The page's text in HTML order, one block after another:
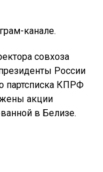
канале.
совхоза
России
партсписка КПРФ
акции
в Белизе.